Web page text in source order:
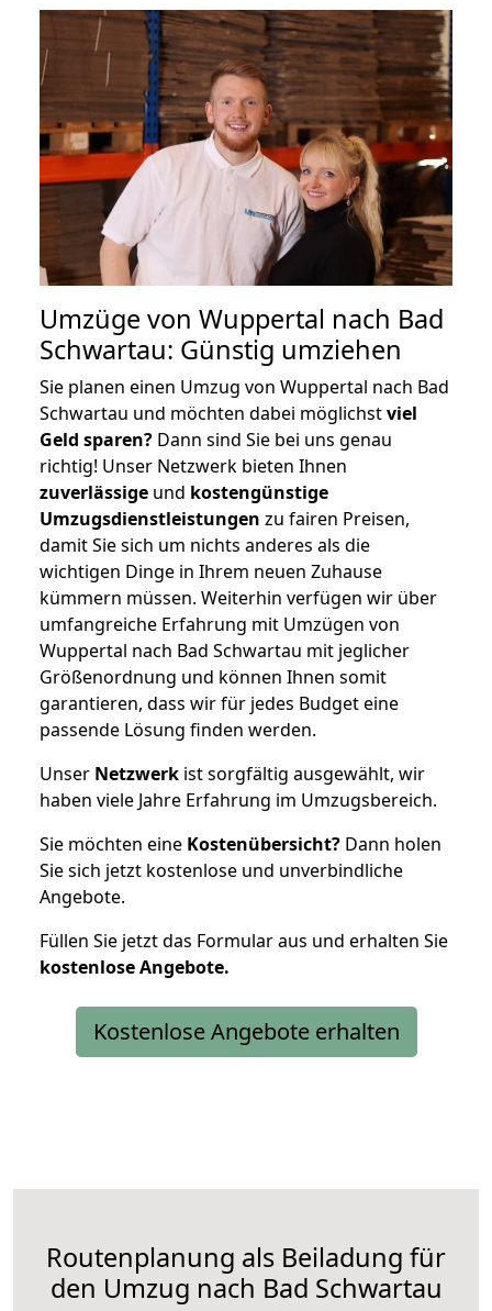
Umzüge von Wuppertal nach Bad
Schwartau: Günstig umziehen
Sie planen einen Umzug von Wuppertal nach Bad
Schwartau und möchten dabei möglichstviel
Geld sparen? Dann sind Sie bei uns genau
richtig! Unser Netzwerk bieten Ihnen
zuverlässige und kostengünstige
Umzugsdienstleistungen zu fairen Preisen,
damit Sie sich um nichts anderes als die
wichtigen Dinge in Ihrem neuen Zuhause
kümmern müssen. Weiterhin verfügen wir über
umfangreiche Erfahrung mit Umzügen von
Wuppertal nach Bad Schwartau mit jeglicher
Größenordnung und können Ihnen somit
garantieren, dass wir für jedes Budget eine
passende Lösung finden werden.
Unser Netzwerk ist sorgfältig ausgewählt, wir
haben viele Jahre Erfahrung im Umzugsbereich.
Sie möchten eine Kostenübersicht? Dann holen
Sie sich jetzt kostenlose und unverbindliche
Angebote.
Füllen Sie jetzt das Formular aus und erhalten Sie
kostenloseAngebote.
Kostenlose Angebote erhalten
Routenplanung als Beiladung für
den Umzug nach Bad Schwartau